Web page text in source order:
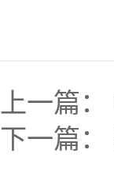
上一篇：
下一篇：